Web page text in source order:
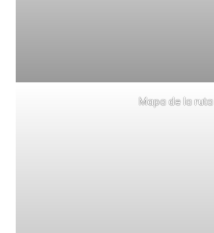
Mapa de la ruta